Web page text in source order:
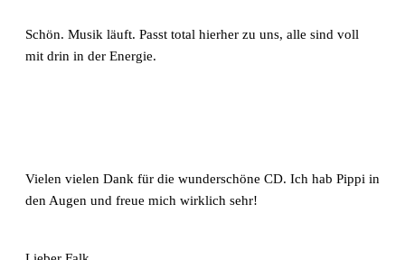
Schön. Musik läuft. Passt total hierher zu uns, alle sind voll
mit drin in der Energie.
Vielen vielen Dank für die wunderschöne CD. Ich hab Pippi in
den Augen und freue mich wirklich sehr!